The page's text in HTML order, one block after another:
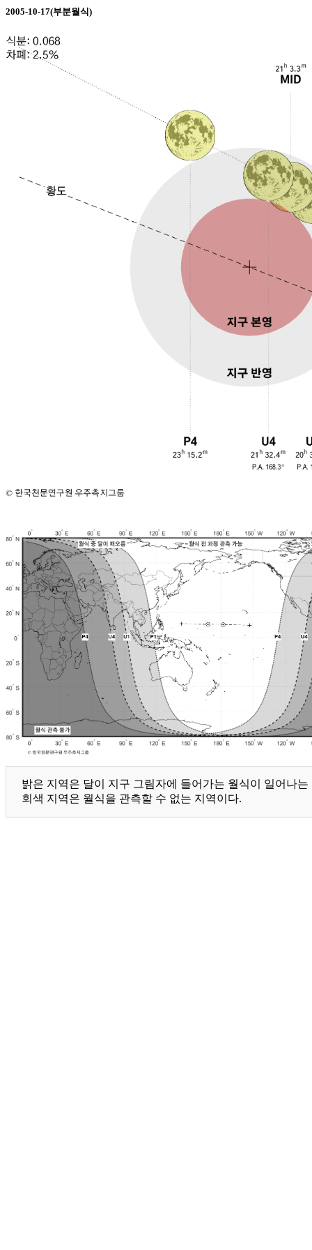
2005-10-17(부분월식)
밝은 지역은 달이 지구 그림자에 들어가는 월식이 일어나
회색 지역은 월식을 관측할 수 없는 지역이다.